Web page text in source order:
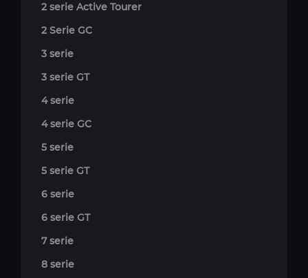
2 serie Active Tourer
2 Serie GC
3 serie
3 serie GT
4 serie
4 serie GC
5 serie
5 serie GT
6 serie
6 serie GT
7 serie
8 serie